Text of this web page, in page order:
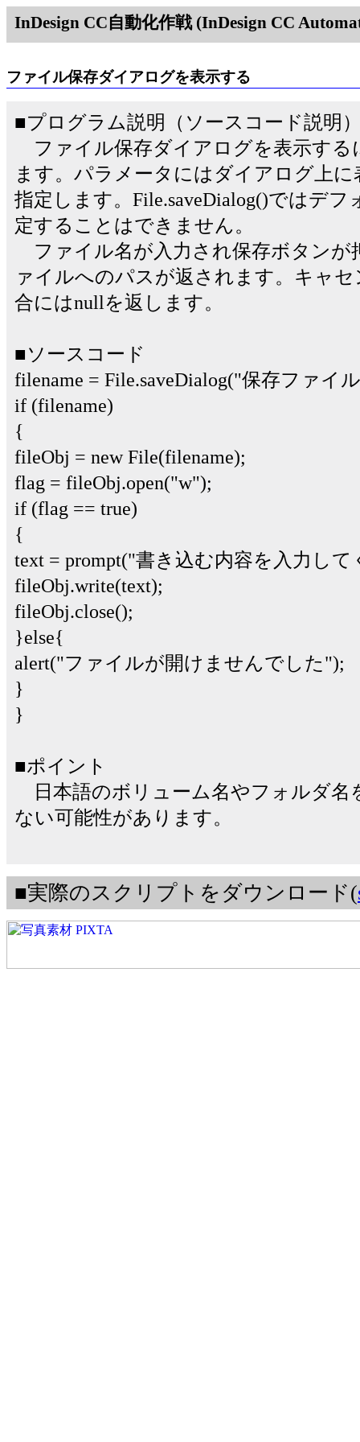
InDesign CC自動化作戦 (InDesign CC
ファイル保存ダイアログを表示する
■プログラム説明（ソースコード説明
ファイル保存ダイアログを表示する
ます。パラメータにはダイアログ上
指定します。File.saveDialog()ではデ
定することはできません。
ファイル名が入力され保存ボタンが
ァイルへのパスが返されます。キャ
合にはnullを返します。
■ソースコード
filename = File.saveDialog("保存ファイ
if (filename)
{
fileObj = new File(filename);
flag = fileObj.open("w");
if (flag == true)
{
text = prompt("書き込む内容を入力し
fileObj.write(text);
fileObj.close();
}else{
alert("ファイルが開けませんでした");
}
}
■ポイント
日本語のボリューム名やフォルダ名
ない可能性があります。
■実際のスクリプトをダウンロード(